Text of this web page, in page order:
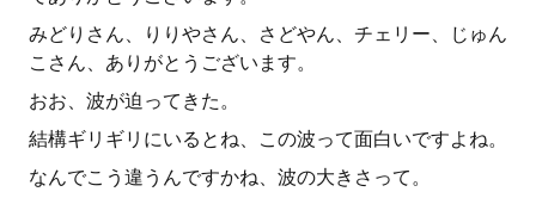
みどりさん、りりやさん、さどやん、チェリー、じゅん
こさん、ありがとうございます。
おお、波が迫ってきた。
結構ギリギリにいるとね、この波って面白いですよね。
なんでこう違うんですかね、波の大きさって。